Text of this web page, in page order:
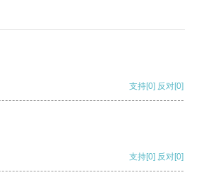
支持[0] 反对[0]
支持[0] 反对[0]